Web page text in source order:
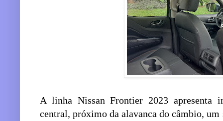
A linha Nissan Frontier 2023 apresenta
central, próximo da alavanca do câmbio,